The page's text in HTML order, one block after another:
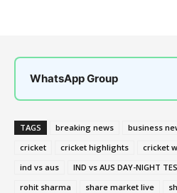
WhatsApp Group
TAGS breaking news business
cricket
cricket highlights cricket
ind vs aus
IND vs AUS DAY-NIGHT
rohit sharma
share market live